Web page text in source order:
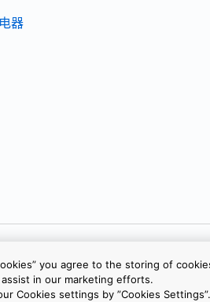
器
条件 沪ICP备19048049号-
you agree to the storing of
in our marketing efforts.
Cookies settings by ”Cookies